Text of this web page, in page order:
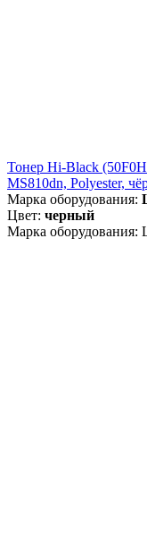
Тонер Hi-Black
MS810dn, Polyester,
Марка оборудования:
Цвет: черный
Марка оборудования: